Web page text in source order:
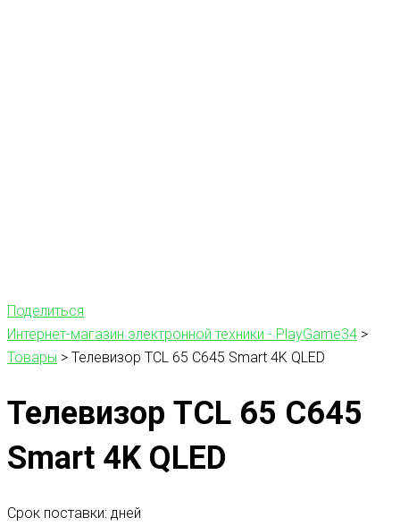
Поделиться
Интернет-магазин электронной техники - PlayGame34 >
Товары > Телевизор TCL 65 C645 Smart 4K QLED
Телевизор TCL 65 C645
Smart 4K QLED
Срок поставки: дней